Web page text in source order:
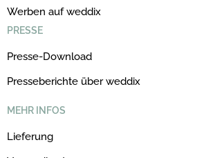
Werben auf weddix
PRESSE
Presse-Download
Presseberichte über weddix
MEHR INFOS
Lieferung